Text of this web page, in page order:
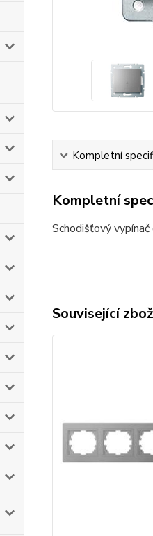
Kompletní
Kompletní
Schodišťový
Související